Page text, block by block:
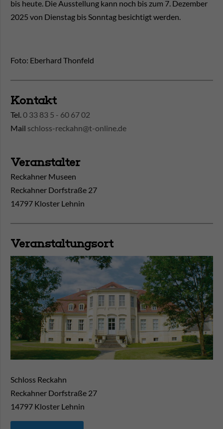
bis heute. Die Ausstellung kann noch bis zum 7. Dezember
2025 von Dienstag bis Sonntag besichtigt werden.
Foto: Eberhard Thonfeld
Kontakt
Tel.0 33 83 5 - 60 67 02
Mail schloss-reckahn@t-online.de
Veranstalter
Reckahner Museen
Reckahner Dorfstraße 27
14797 Kloster Lehnin
Veranstaltungsort
Schloss Reckahn
Reckahner Dorfstraße 27
14797 Kloster Lehnin